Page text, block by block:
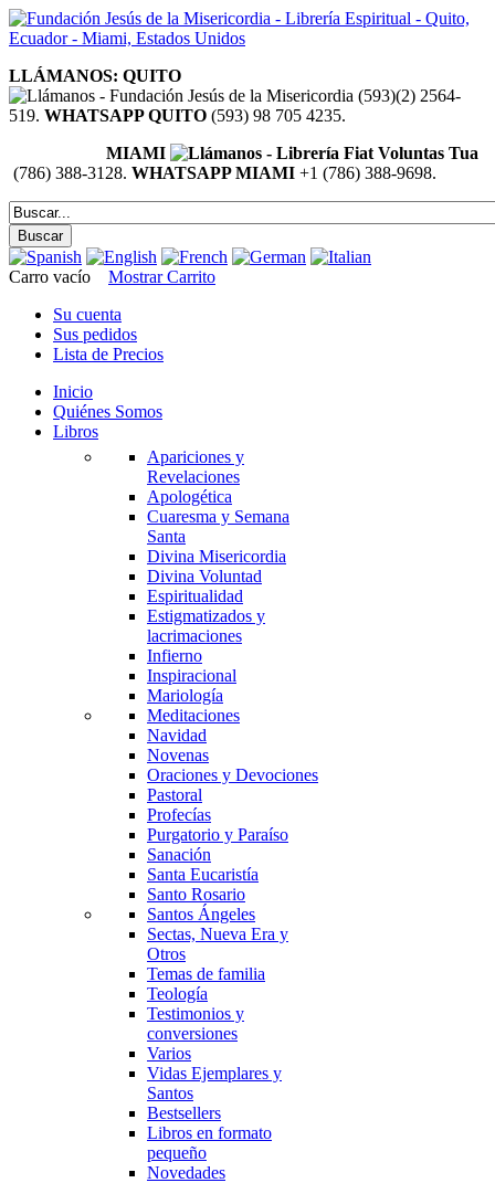
LLÁMANOS: QUITO
(593)(2) 2564-
519. WHATSAPP QUITO (593) 98 705 4235.
MIAMI
(786) 388-3128. WHATSAPP MIAMI +1 (786) 388-9698.
Carro vacío
Mostrar Carrito
Su cuenta
Sus pedidos
Lista de Precios
Inicio
Quiénes Somos
Libros
Apariciones y
Revelaciones
Apologética
Cuaresma y Semana
Santa
Divina Misericordia
Divina Voluntad
Espiritualidad
Estigmatizados y
lacrimaciones
Infierno
Inspiracional
Mariología
Meditaciones
Navidad
Novenas
Oraciones y Devociones
Pastoral
Profecías
Purgatorio y Paraíso
Sanación
Santa Eucaristía
Santo Rosario
Santos Ángeles
Sectas, Nueva Era y
Otros
Temas de familia
Teología
Testimonios y
conversiones
Varios
Vidas Ejemplares y
Santos
Bestsellers
Libros en formato
pequeño
Novedades